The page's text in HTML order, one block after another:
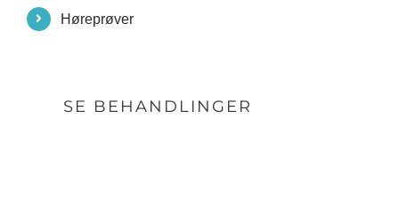
Høreprøver
SE BEHANDLINGER